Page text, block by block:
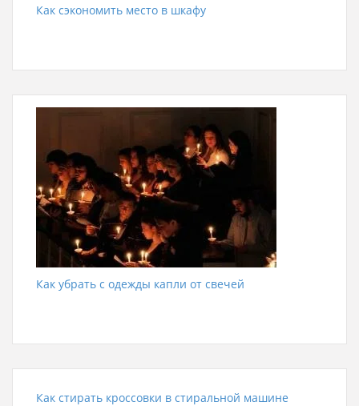
Как сэкономить место в шкафу
Как убрать с одежды капли от свечей
Как стирать кроссовки в стиральной машине